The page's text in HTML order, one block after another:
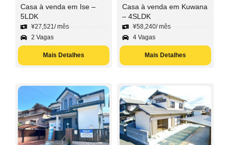
Casa à venda em Ise –
5LDK
¥27,521/ mês
2 Vagas
Mais Detalhes
Casa à venda em Kuwana
– 4SLDK
¥58,240/ mês
4 Vagas
Mais Detalhes